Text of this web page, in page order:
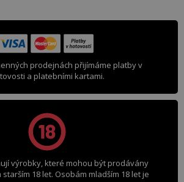
prodejnách přijímáme platby v
a platebními kartami.
výrobky, které mohou být prodávány
18 let. Osobám mladším 18 let je